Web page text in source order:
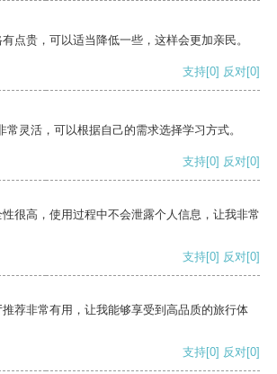
点贵，可以适当降低一些，这样会更加亲民。
支持[0] 反对[0]
常灵活，可以根据自己的需求选择学习方式。
支持[0] 反对[0]
很高，使用过程中不会泄露个人信息，让我非常
支持[0] 反对[0]
荐非常有用，让我能够享受到高品质的旅行体
支持[0] 反对[0]